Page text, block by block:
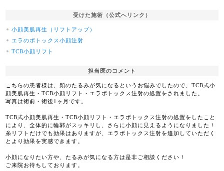
受けた施術（公式へリンク）
小顔美肌再生（リフトアップ）
エラのボトックス小顔注射
TCB小顔リフト
担当医のコメント
こちらの患者様は、頬のたるみが気になるというお悩みでしたので、TCB式小
顔美肌再生・TCB小顔リフト・エラボトックス注射の処置をされました。
写真は術前・術後1ヶ月です。
TCB式小顔美肌再生・TCB小顔リフト・エラボトックス注射の処置をしたこと
により、全体的に輪郭がスッキリし、さらに小顔に見えるようになりました！
糸リフトだけでも効果はありますが、エラボトックス注射を追加していただく
とより効果を実感できます。
小顔になりたい方や、たるみが気になる方は是非ご相談ください！
ご来院お待ちしております。